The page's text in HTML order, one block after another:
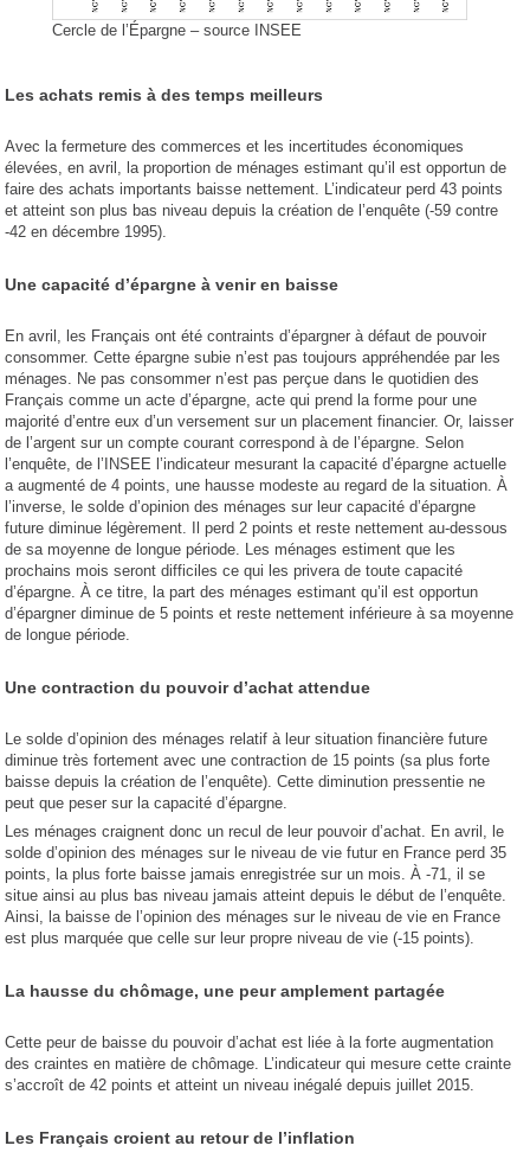
Cercle de l’Épargne – source INSEE
Les achats remis à des temps meilleurs
Avec la fermeture des commerces et les incertitudes économiques
élevées, en avril, la proportion de ménages estimant qu’il est opportun de
faire des achats importants baisse nettement. L’indicateur perd 43 points
et atteint son plus bas niveau depuis la création de l’enquête (-59 contre
-42 en décembre 1995).
Une capacité d’épargne à venir en baisse
En avril, les Français ont été contraints d’épargner à défaut de pouvoir
consommer. Cette épargne subie n’est pas toujours appréhendée par les
ménages. Ne pas consommer n’est pas perçue dans le quotidien des
Français comme un acte d’épargne, acte qui prend la forme pour une
majorité d’entre eux d’un versement sur un placement financier. Or, laisser
de l’argent sur un compte courant correspond à de l’épargne. Selon
l’enquête, de l’INSEE l’indicateur mesurant la capacité d’épargne actuelle
a augmenté de 4 points, une hausse modeste au regard de la situation. À
l’inverse, le solde d’opinion des ménages sur leur capacité d’épargne
future diminue légèrement. Il perd 2 points et reste nettement au-dessous
de sa moyenne de longue période. Les ménages estiment que les
prochains mois seront difficiles ce qui les privera de toute capacité
d’épargne. À ce titre, la part des ménages estimant qu’il est opportun
d’épargner diminue de 5 points et reste nettement inférieure à sa moyenne
de longue période.
Une contraction du pouvoir d’achat attendue
Le solde d’opinion des ménages relatif à leur situation financière future
diminue très fortement avec une contraction de 15 points (sa plus forte
baisse depuis la création de l’enquête). Cette diminution pressentie ne
peut que peser sur la capacité d’épargne.
Les ménages craignent donc un recul de leur pouvoir d’achat. En avril, le
solde d’opinion des ménages sur le niveau de vie futur en France perd 35
points, la plus forte baisse jamais enregistrée sur un mois. À -71, il se
situe ainsi au plus bas niveau jamais atteint depuis le début de l’enquête.
Ainsi, la baisse de l’opinion des ménages sur le niveau de vie en France
est plus marquée que celle sur leur propre niveau de vie (-15 points).
La hausse du chômage, une peur amplement partagée
Cette peur de baisse du pouvoir d’achat est liée à la forte augmentation
des craintes en matière de chômage. L’indicateur qui mesure cette crainte
s’accroît de 42 points et atteint un niveau inégalé depuis juillet 2015.
Les Français croient au retour de l’inflation